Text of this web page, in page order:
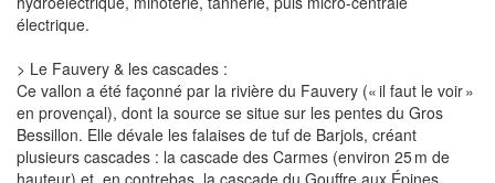
électrique.
> Le Fauvery & les cascades :
Ce vallon a été façonné par la rivière du Fauvery (« il faut le voir »
en provençal), dont la source se situe sur les pentes du Gros
Bessillon. Elle dévale les falaises de tuf de Barjols, créant
plusieurs cascades : la cascade des Carmes (environ 25 m de
hauteur) et, en contrebas, la cascade du Gouffre aux Épines.